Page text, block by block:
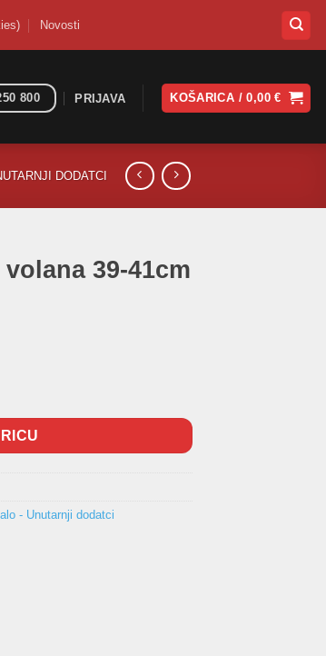
Novosti
800 PRIJAVA KOŠARICA /0,00€
DODATCI
39-41cm
količina
- Unutarnji dodatci